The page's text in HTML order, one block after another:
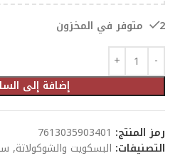
2 متوفر في المخزون
إضافة إلى
رمز المنتج: 7613035903401
التصنيفات: البسكويت والشوكولاتة,